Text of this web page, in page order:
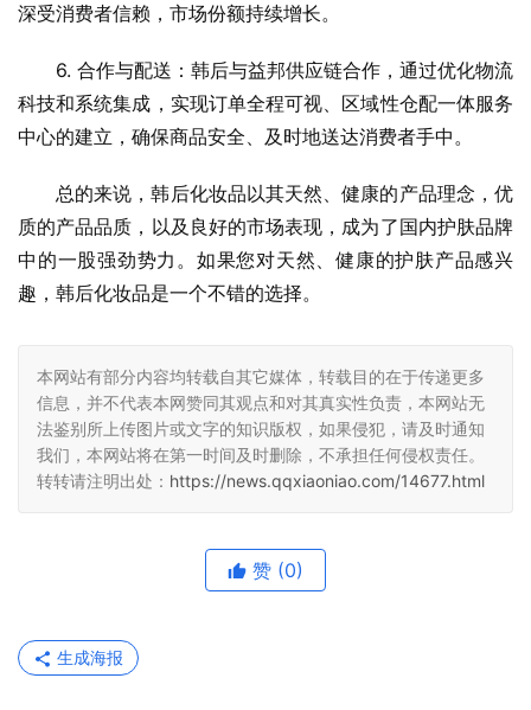
深受消费者信赖，市场份额持续增长。
6. 合作与配送：韩后与益邦供应链合作，通过优化物流
科技和系统集成，实现订单全程可视、区域性仓配一体服务
中心的建立，确保商品安全、及时地送达消费者手中。
总的来说，韩后化妆品以其天然、健康的产品理念，优
质的产品品质，以及良好的市场表现，成为了国内护肤品牌
中的一股强劲势力。如果您对天然、健康的护肤产品感兴
趣，韩后化妆品是一个不错的选择。
本网站有部分内容均转载自其它媒体，转载目的在于传递更多
信息，并不代表本网赞同其观点和对其真实性负责，本网站无
法鉴别所上传图片或文字的知识版权，如果侵犯，请及时通知
我们，本网站将在第一时间及时删除，不承担任何侵权责任。
转转请注明出处： https://news.qqxiaoniao.com/14677.html
赞 (0)
生成海报